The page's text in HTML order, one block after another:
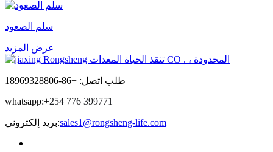
سلم الصعود
عرض المزيد
طلب اتصل: +86-18969328806
whatsapp:+254 776 399771
بريد إلكتروني:sales1@rongsheng-life.com